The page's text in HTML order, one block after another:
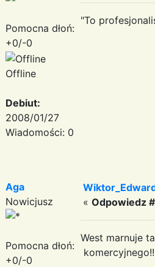
Pomocna dłoń:
+0/-0
Offline
Debiut:
2008/01/27
Wiadomości: 0
"To
Aga
Nowicjusz
Pomocna dłoń:
+0/-0
« Odpowiedz
West marnuje